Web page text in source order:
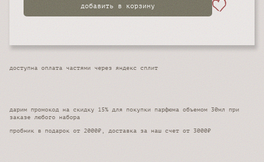
добавить в корзину
доступна оплата частями через яндекс сплит
дарим промокод на скидку 15% для покупки парфюма объемом 30мл при
заказе любого набора
пробник в подарок от 2000₽, доставка за наш счет от 3000₽